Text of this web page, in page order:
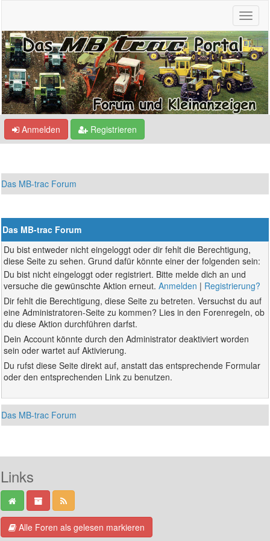
Anmelden Registrieren
Das MB-trac Forum
Das MB-trac Forum
Du bist entweder nicht eingeloggt oder dir fehlt die Berechtigung,
diese Seite zu sehen. Grund dafür könnte einer der folgenden sein:
Du bist nicht eingeloggt oder registriert. Bitte melde dich an und
versuche die gewünschte Aktion erneut.Anmelden | Registrierung?
Dir fehlt die Berechtigung, diese Seite zu betreten. Versuchst du auf
eine Administratoren-Seite zu kommen? Lies in den Forenregeln, ob
du diese Aktion durchführen darfst.
Dein Account könnte durch den Administrator deaktiviert worden
sein oder wartet auf Aktivierung.
Du rufst diese Seite direkt auf, anstatt das entsprechende Formular
oder den entsprechenden Link zu benutzen.
Das MB-trac Forum
Links
Alle Foren als gelesen markieren